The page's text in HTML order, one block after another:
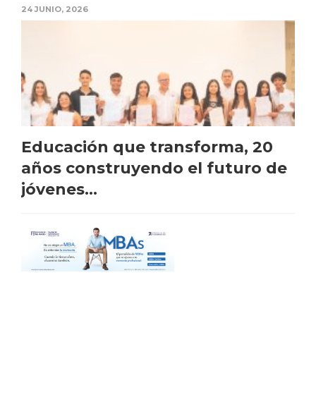
24 JUNIO, 2026
Educación que transforma, 20
años construyendo el futuro de
jóvenes...